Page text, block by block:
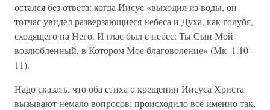
остался без ответа: когда Иисус «выходил из воды, он
тотчас увидел разверзающиеся небеса и Духа, как голубя,
сходящего на Него. И глас был с небес: Ты Сын Мой
возлюбленный, в Котором Мое благоволение» (Мк_1.10–
11).
Надо сказать, что оба стиха о крещении Иисуса Христа
вызывают немало вопросов: происходило всё именно так,